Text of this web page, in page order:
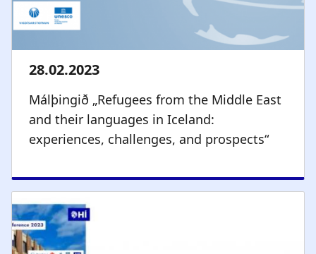
Málþingið „Refugees from the Middle East
and their languages in Iceland:
experiences, challenges, and prospects“